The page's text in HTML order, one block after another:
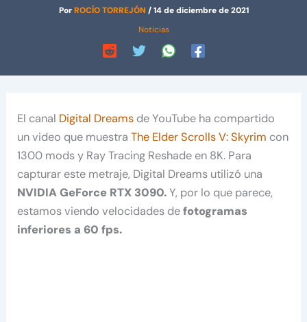
PorROCÍO TORREJÓN /14 de diciembre de 2021
Noticias
El canal Digital Dreams de YouTube ha compartido
un video que muestraThe Elder Scrolls V: Skyrim con
1300 mods y Ray Tracing Reshade en 8K. Para
capturar este metraje, Digital Dreams utilizó una
NVIDIA GeForce RTX 3090.Y, por lo que parece,
estamos viendo velocidades defotogramas
inferiores a 60 fps.